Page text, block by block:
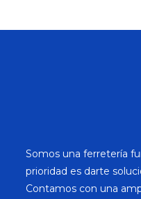
Somos una ferretería
prioridad es darte
Contamos con una